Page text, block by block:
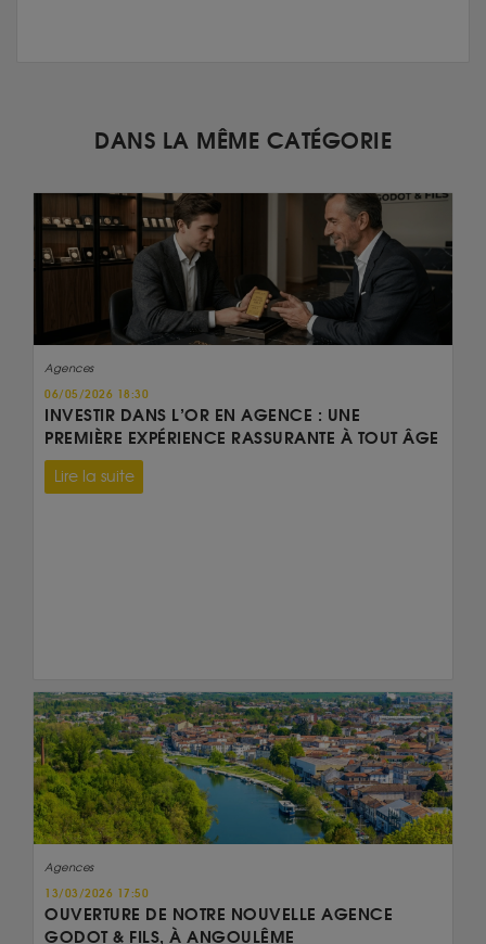
DANS LA MÊME CATÉGORIE
Agences
06/05/2026 18:30
INVESTIR DANS L’OR EN AGENCE : UNE
PREMIÈRE EXPÉRIENCE RASSURANTE À TOUT ÂGE
Lire la suite
Agences
13/03/2026 17:50
OUVERTURE DE NOTRE NOUVELLE AGENCE
GODOT & FILS, À ANGOULÊME